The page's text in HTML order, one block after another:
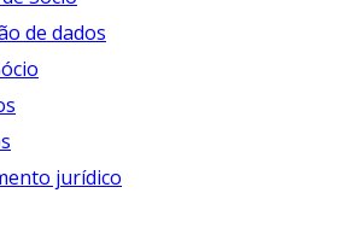
de dados
jurídico